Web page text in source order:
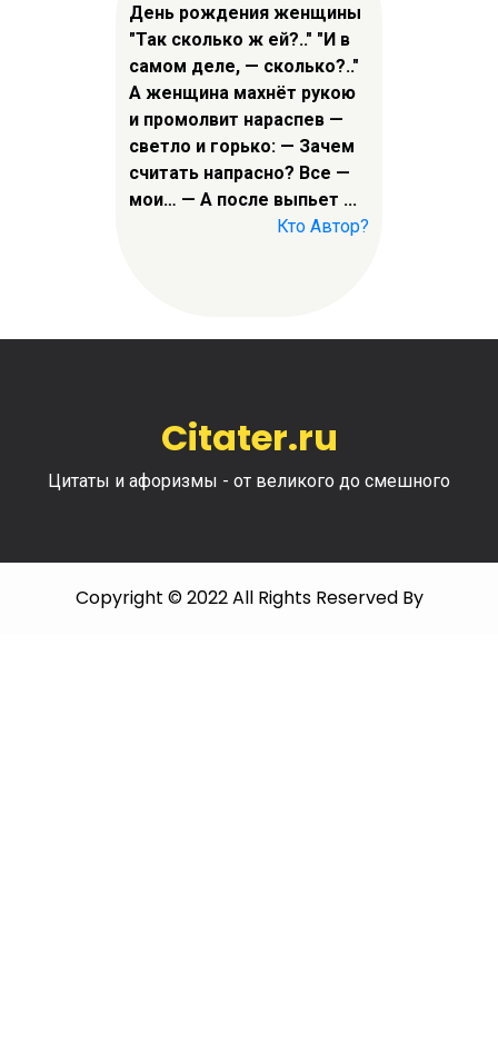
День рождения женщины
"Так сколько ж ей?.." "И в
самом деле, — сколько?.."
А женщина махнёт рукою
и промолвит нараспев —
светло и горько: — Зачем
считать напрасно? Все —
мои… — А после выпьет ...
Кто Автор?
Citater.ru
Цитаты и афоризмы - от великого до смешного
Copyright © 2022 All Rights Reserved By